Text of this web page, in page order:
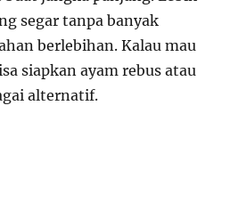
segar tanpa banyak
berlebihan. Kalau mau
siapkan ayam rebus atau
alternatif.